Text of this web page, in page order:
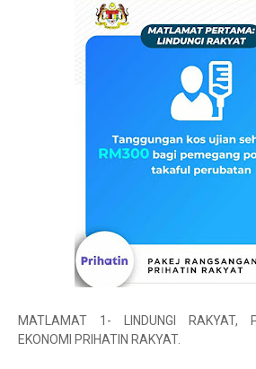
MATLAMAT 1- LINDUNGI RAKYAT,
EKONOMI PRIHATIN RAKYAT.